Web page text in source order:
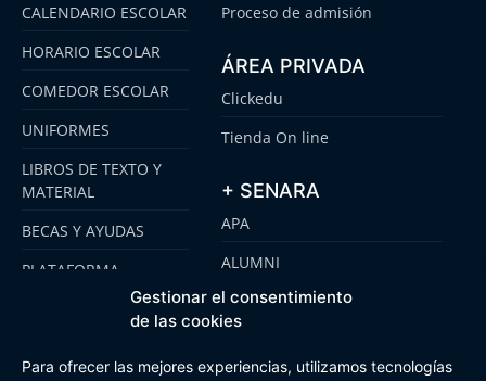
Gestionar el consentimiento
de las cookies
Para ofrecer las mejores experiencias, utilizamos tecnologías
CALENDARIO ESCOLAR
HORARIO ESCOLAR
COMEDOR ESCOLAR
UNIFORMES
LIBROS DE TEXTO Y
MATERIAL
BECAS Y AYUDAS
PLATAFORMA
EMOOTI COLEGIOS
Proceso de admisión
ÁREA PRIVADA
Clickedu
Tienda On line
+ SENARA
APA
ALUMNI
SENARA SENIOR